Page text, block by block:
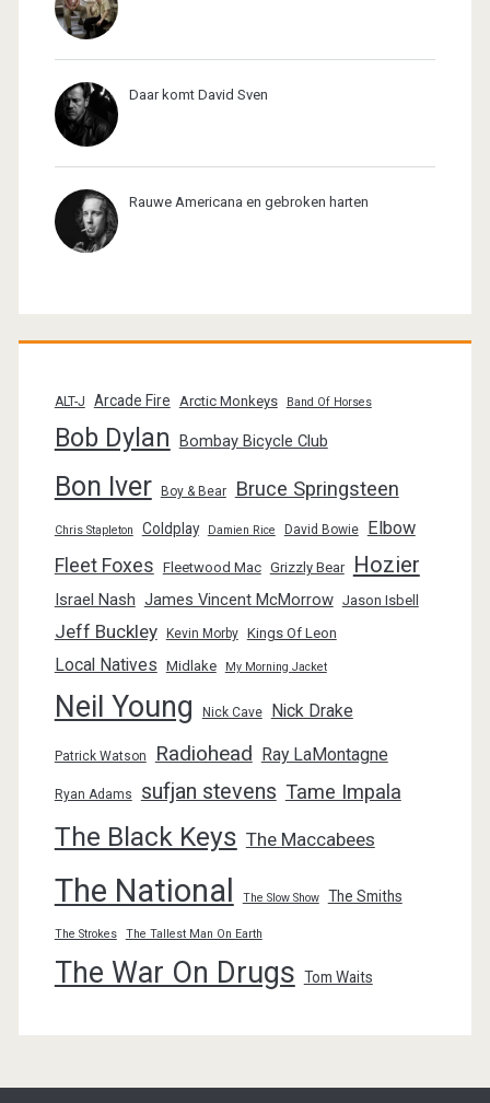
Daar komt David Sven
Rauwe Americana en gebroken harten
ALT-J Arcade Fire Arctic Monkeys Band Of Horses
Bob Dylan Bombay Bicycle Club
Bon Iver Boy & Bear Bruce Springsteen
Chris Stapleton Coldplay Damien Rice David Bowie Elbow
Fleet Foxes Fleetwood Mac Grizzly Bear Hozier
Israel Nash James Vincent McMorrow Jason Isbell
Jeff Buckley Kevin Morby Kings Of Leon
Local Natives Midlake My Morning Jacket
Neil Young Nick Cave Nick Drake
Patrick Watson Radiohead Ray LaMontagne
Ryan Adams sufjan stevens Tame Impala
The Black Keys The Maccabees
The National The Slow Show The Smiths
The Strokes The Tallest Man On Earth
The War On Drugs Tom Waits